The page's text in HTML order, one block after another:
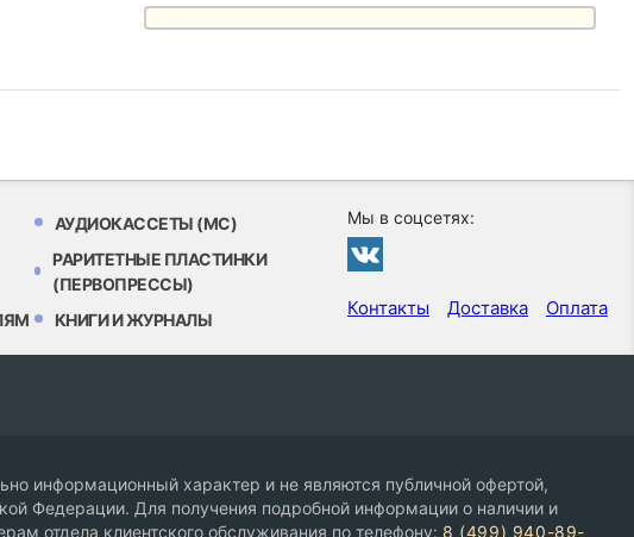
АУДИОКАССЕТЫ (MC)
РАРИТЕТНЫЕ ПЛАСТИНКИ
(ПЕРВОПРЕССЫ)
КНИГИ И ЖУРНАЛЫ
Мы в соцсетях:
Контакты Доставка Оплата
информационный характер и не являются публичной офертой,
Федерации. Для получения подробной информации о наличии и
отдела клиентского обслуживания по телефону: 8 (499) 940-89-